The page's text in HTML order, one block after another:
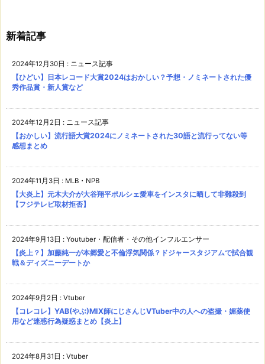
新着記事
2024年12月30日 : ニュース記事
【ひどい】日本レコード大賞2024はおかしい？予想・ノミネートされた優
秀作品賞・新人賞など
2024年12月2日 : ニュース記事
【おかしい】流行語大賞2024にノミネートされた30語と流行ってない等
感想まとめ
2024年11月3日 : MLB・NPB
【大炎上】元木大介が大谷翔平ポルシェ愛車をインスタに晒して非難殺到
【フジテレビ取材拒否】
2024年9月13日 : Youtuber・配信者・その他インフルエンサー
【炎上？】加藤純一が本郷愛と不倫浮気関係？ドジャースタジアムで試合観
戦＆ディズニーデートか
2024年9月2日 : Vtuber
【コレコレ】YAB(やぶ)MIX師にじさんじVTuber中の人への盗撮・媚薬使
用など迷惑行為疑惑まとめ【炎上】
2024年8月31日 : Vtuber